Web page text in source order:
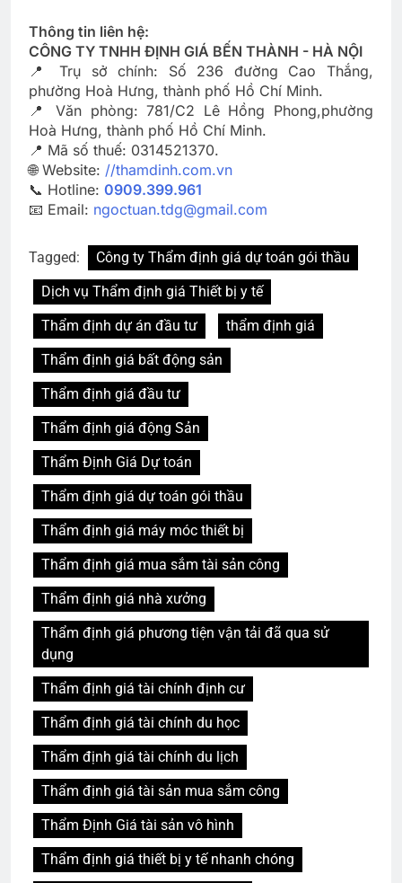
Thông tin liên hệ:
CÔNG TY TNHH ĐỊNH GIÁ BẾN THÀNH - HÀ NỘI
📍 Trụ sở chính: Số 236 đường Cao Thắng,
phường Hoà Hưng, thành phố Hồ Chí Minh.
📍 Văn phòng: 781/C2 Lê Hồng Phong,phường
Hoà Hưng, thành phố Hồ Chí Minh.
📍 Mã số thuế: 0314521370.
🌐 Website: //thamdinh.com.vn
📞 Hotline: 0909.399.961
📧 Email: ngoctuan.tdg@gmail.com
Tagged:
Công ty Thẩm định giá dự toán gói thầu
Dịch vụ Thẩm định giá Thiết bị y tế
Thẩm định dự án đầu tư
thẩm định giá
Thẩm định giá bất động sản
Thẩm định giá đầu tư
Thẩm định giá động Sản
Thẩm Định Giá Dự toán
Thẩm định giá dự toán gói thầu
Thẩm định giá máy móc thiết bị
Thẩm định giá mua sắm tài sản công
Thẩm định giá nhà xưởng
Thẩm định giá phương tiện vận tải đã qua sử
dụng
Thẩm định giá tài chính định cư
Thẩm định giá tài chính du học
Thẩm định giá tài chính du lịch
Thẩm định giá tài sản mua sắm công
Thẩm Định Giá tài sản vô hình
Thẩm định giá thiết bị y tế nhanh chóng